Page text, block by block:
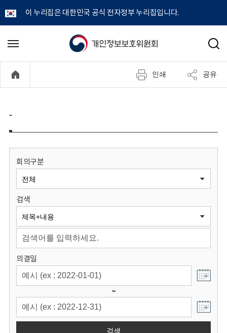
이 누리집은 대한민국 공식 전자정부 누리집입니다.
개
정
보
원
회
메
기
검
인쇄 공유
-
회의구분
검색
의결일
~